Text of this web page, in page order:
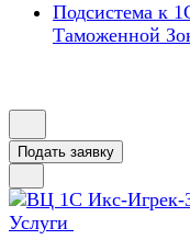
Подсистема к
Таможенной
Подать заявку
Услуги